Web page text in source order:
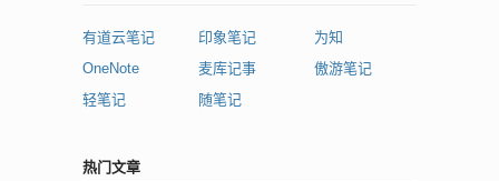
有道云笔记 印象笔记
为知
OneNote
麦库记事
傲游笔记
轻笔记
随笔记
热门文章